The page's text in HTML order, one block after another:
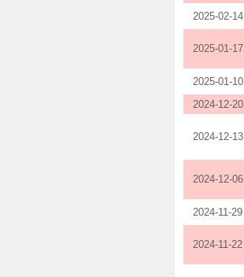
2025-02-14
2025-01-17
2025-01-10
2024-12-20
2024-12-13
2024-12-06
2024-11-29
2024-11-22